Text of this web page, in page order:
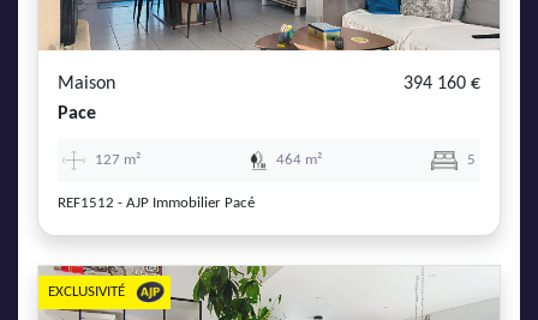
Maison
394 160 €
Pace
127 m² 464 m² 5
REF1512 - AJP Immobilier Pacé
EXCLUSIVITÉ